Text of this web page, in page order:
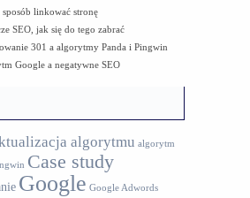
linkować stronę
SEO, jak się do tego zabrać
301 a algorytmy Panda i Pingwin
Google a negatywne SEO
algorytmu algorytm
Case study
Google Google Adwords